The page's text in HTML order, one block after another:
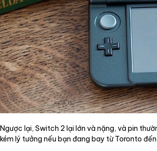
Ngược lại, Switch 2 lại lớn và nặng, và pin
kém lý tưởng nếu bạn đang bay từ Toronto